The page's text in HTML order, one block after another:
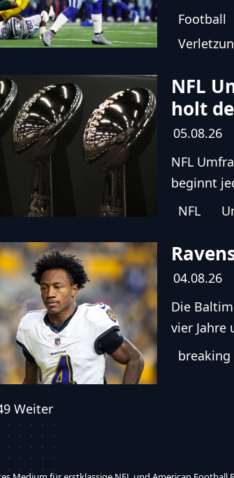
Football
NFL
holt
05.08.26
NFL
beginnt
NFL
04.08.26
Die
vier Jahre
breaking
Weiter